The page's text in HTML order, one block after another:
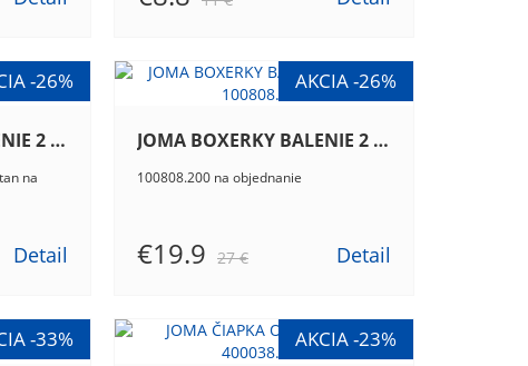
JOMA BOXERKY BALENIE 2 KUSOV 100808.100
na
Detail
JOMA BOXERKY BALENIE 2 KUSOV 100808.200
100808.200 na objednanie
€19.9 27 € Detail